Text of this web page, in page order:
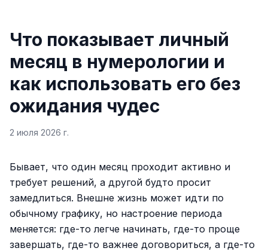
Что показывает личный
месяц в нумерологии и
как использовать его без
ожидания чудес
2 июля 2026 г.
Бывает, что один месяц проходит активно и
требует решений, а другой будто просит
замедлиться. Внешне жизнь может идти по
обычному графику, но настроение периода
меняется: где-то легче начинать, где-то проще
завершать, где-то важнее договориться, а где-то